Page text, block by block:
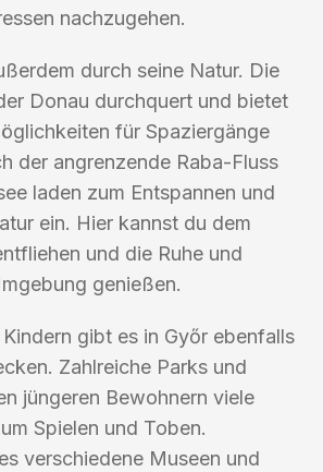
nachzugehen.
durch seine Natur. Die
Donau durchquert und bietet
für Spaziergänge
der angrenzende Raba-Fluss
laden zum Entspannen und
ein. Hier kannst du dem
und die Ruhe und
genießen.
Kindern gibt es in Győr ebenfalls
Zahlreiche Parks und
jüngeren Bewohnern viele
Spielen und Toben.
verschiedene Museen und